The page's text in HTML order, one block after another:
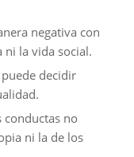
negativa con
ni la vida social.
decidir
no
ni la de los